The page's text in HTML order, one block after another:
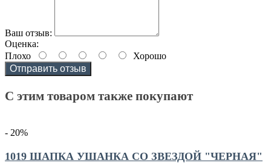
Ваш отзыв:
Оценка:
Плохо
Хорошо
Отправить отзыв
C этим товаром также покупают
- 20%
1019 ШАПКА УШАНКА СО ЗВЕЗДОЙ "ЧЕРНАЯ"